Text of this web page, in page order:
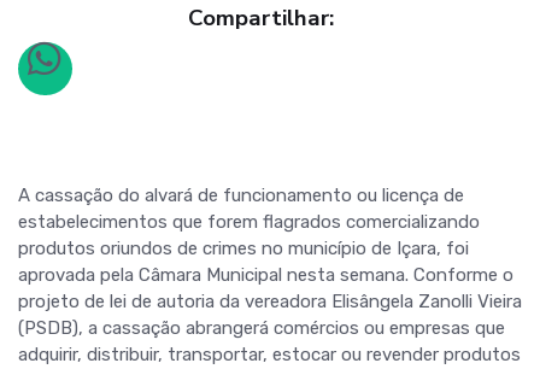
Compartilhar:
A cassação do alvará de funcionamento ou licença de
estabelecimentos que forem flagrados comercializando
produtos oriundos de crimes no município de Içara, foi
aprovada pela Câmara Municipal nesta semana. Conforme o
projeto de lei de autoria da vereadora Elisângela Zanolli Vieira
(PSDB), a cassação abrangerá comércios ou empresas que
adquirir, distribuir, transportar, estocar ou revender produtos